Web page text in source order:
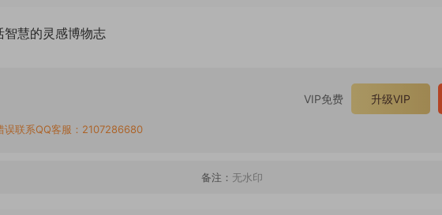
慧的灵感博物志
VIP免费 升级VIP
误联系QQ客服：2107286680
备注： 无水印